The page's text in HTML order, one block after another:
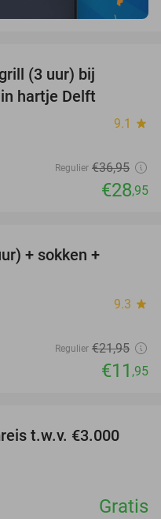
(3 uur) bij
hartje Delft
9.1 star
Regulier €36,95
€28,95
+ sokken +
9.3 star
Regulier €21,95
€11 ,95
t.w.v. €3.000
Gratis